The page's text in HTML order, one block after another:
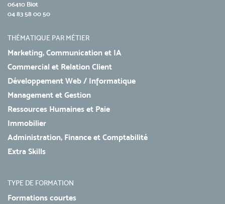
06410 Biot
04 83 58 00 50
THÉMATIQUE PAR MÉTIER
Marketing, Communication et IA
Commercial et Relation Client
Développement Web / Informatique
Management et Gestion
Ressources Humaines et Paie
Immobilier
Administration, Finance et Comptabilité
Extra Skills
TYPE DE FORMATION
Formations courtes